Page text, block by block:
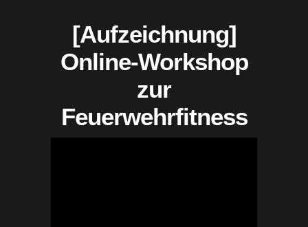
[Aufzeichnung]
Online-Workshop
zur
Feuerwehrfitness